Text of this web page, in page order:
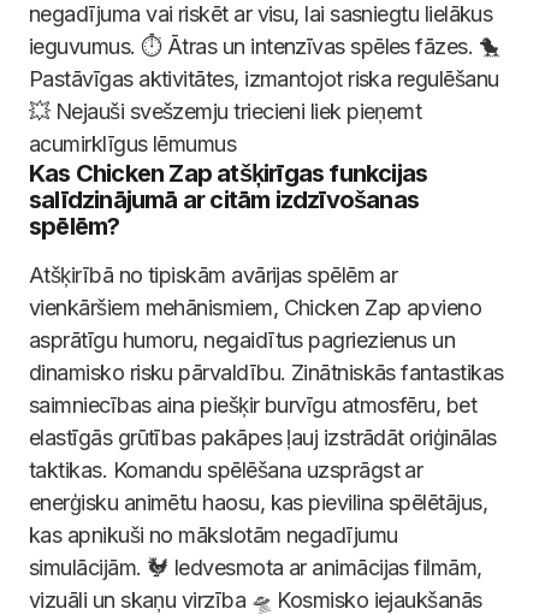
negadījuma vai riskēt ar visu, lai sasniegtu lielākus
ieguvumus. ⏱️ Ātras un intenzīvas spēles fāzes. 🐤
Pastāvīgas aktivitātes, izmantojot riska regulēšanu
💥 Nejauši svešzemju triecieni liek pieņemt
acumirklīgus lēmumus
Kas Chicken Zap atšķirīgas funkcijas
salīdzinājumā ar citām izdzīvošanas
spēlēm?
Atšķirībā no tipiskām avārijas spēlēm ar
vienkāršiem mehānismiem, Chicken Zap apvieno
asprātīgu humoru, negaidītus pagriezienus un
dinamisko risku pārvaldību. Zinātniskās fantastikas
saimniecības aina piešķir burvīgu atmosfēru, bet
elastīgās grūtības pakāpes ļauj izstrādāt oriģinālas
taktikas. Komandu spēlēšana uzsprāgst ar
enerģisku animētu haosu, kas pievilina spēlētājus,
kas apnikuši no mākslotām negadījumu
simulācijām. 🐓 Iedvesmota ar animācijas filmām,
vizuāli un skaņu virzība 🛸 Kosmisko iejaukšanās